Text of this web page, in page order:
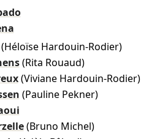
(Héloïse Hardouin-Rodier)
(Rita Rouaud)
(Viviane Hardouin-Rodier)
(Pauline Pekner)
(Bruno Michel)